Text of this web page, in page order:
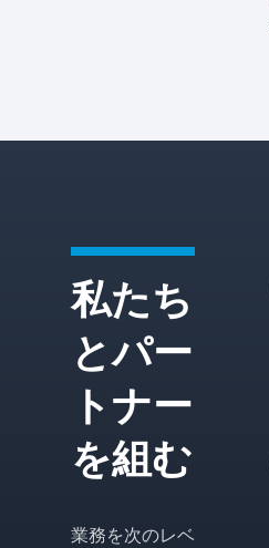
私たち
とパー
トナー
を組む
業務を次のレベ